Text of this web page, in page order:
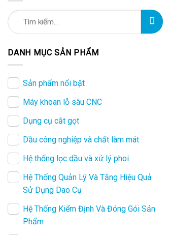
Tìm
kiếm:
DANH MỤC SẢN PHẨM
Sản phẩm nổi bật
Máy khoan lỗ sâu CNC
Dụng cụ cắt gọt
Dầu công nghiệp và chất làm mát
Hệ thống lọc dầu và xử lý phoi
Hệ Thống Quản Lý Và Tăng Hiệu Quả
Sử Dụng Dao Cụ
Hệ Thống Kiểm Định Và Đóng Gói Sản
Phẩm